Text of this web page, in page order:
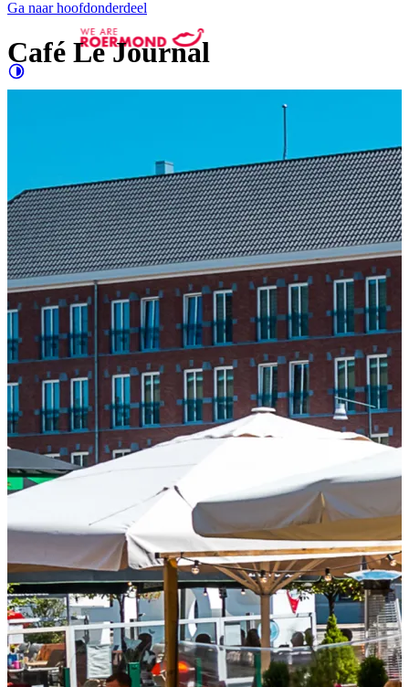
Ga naar hoofdonderdeel
Evenementen
Shoppen
Café Le Journal